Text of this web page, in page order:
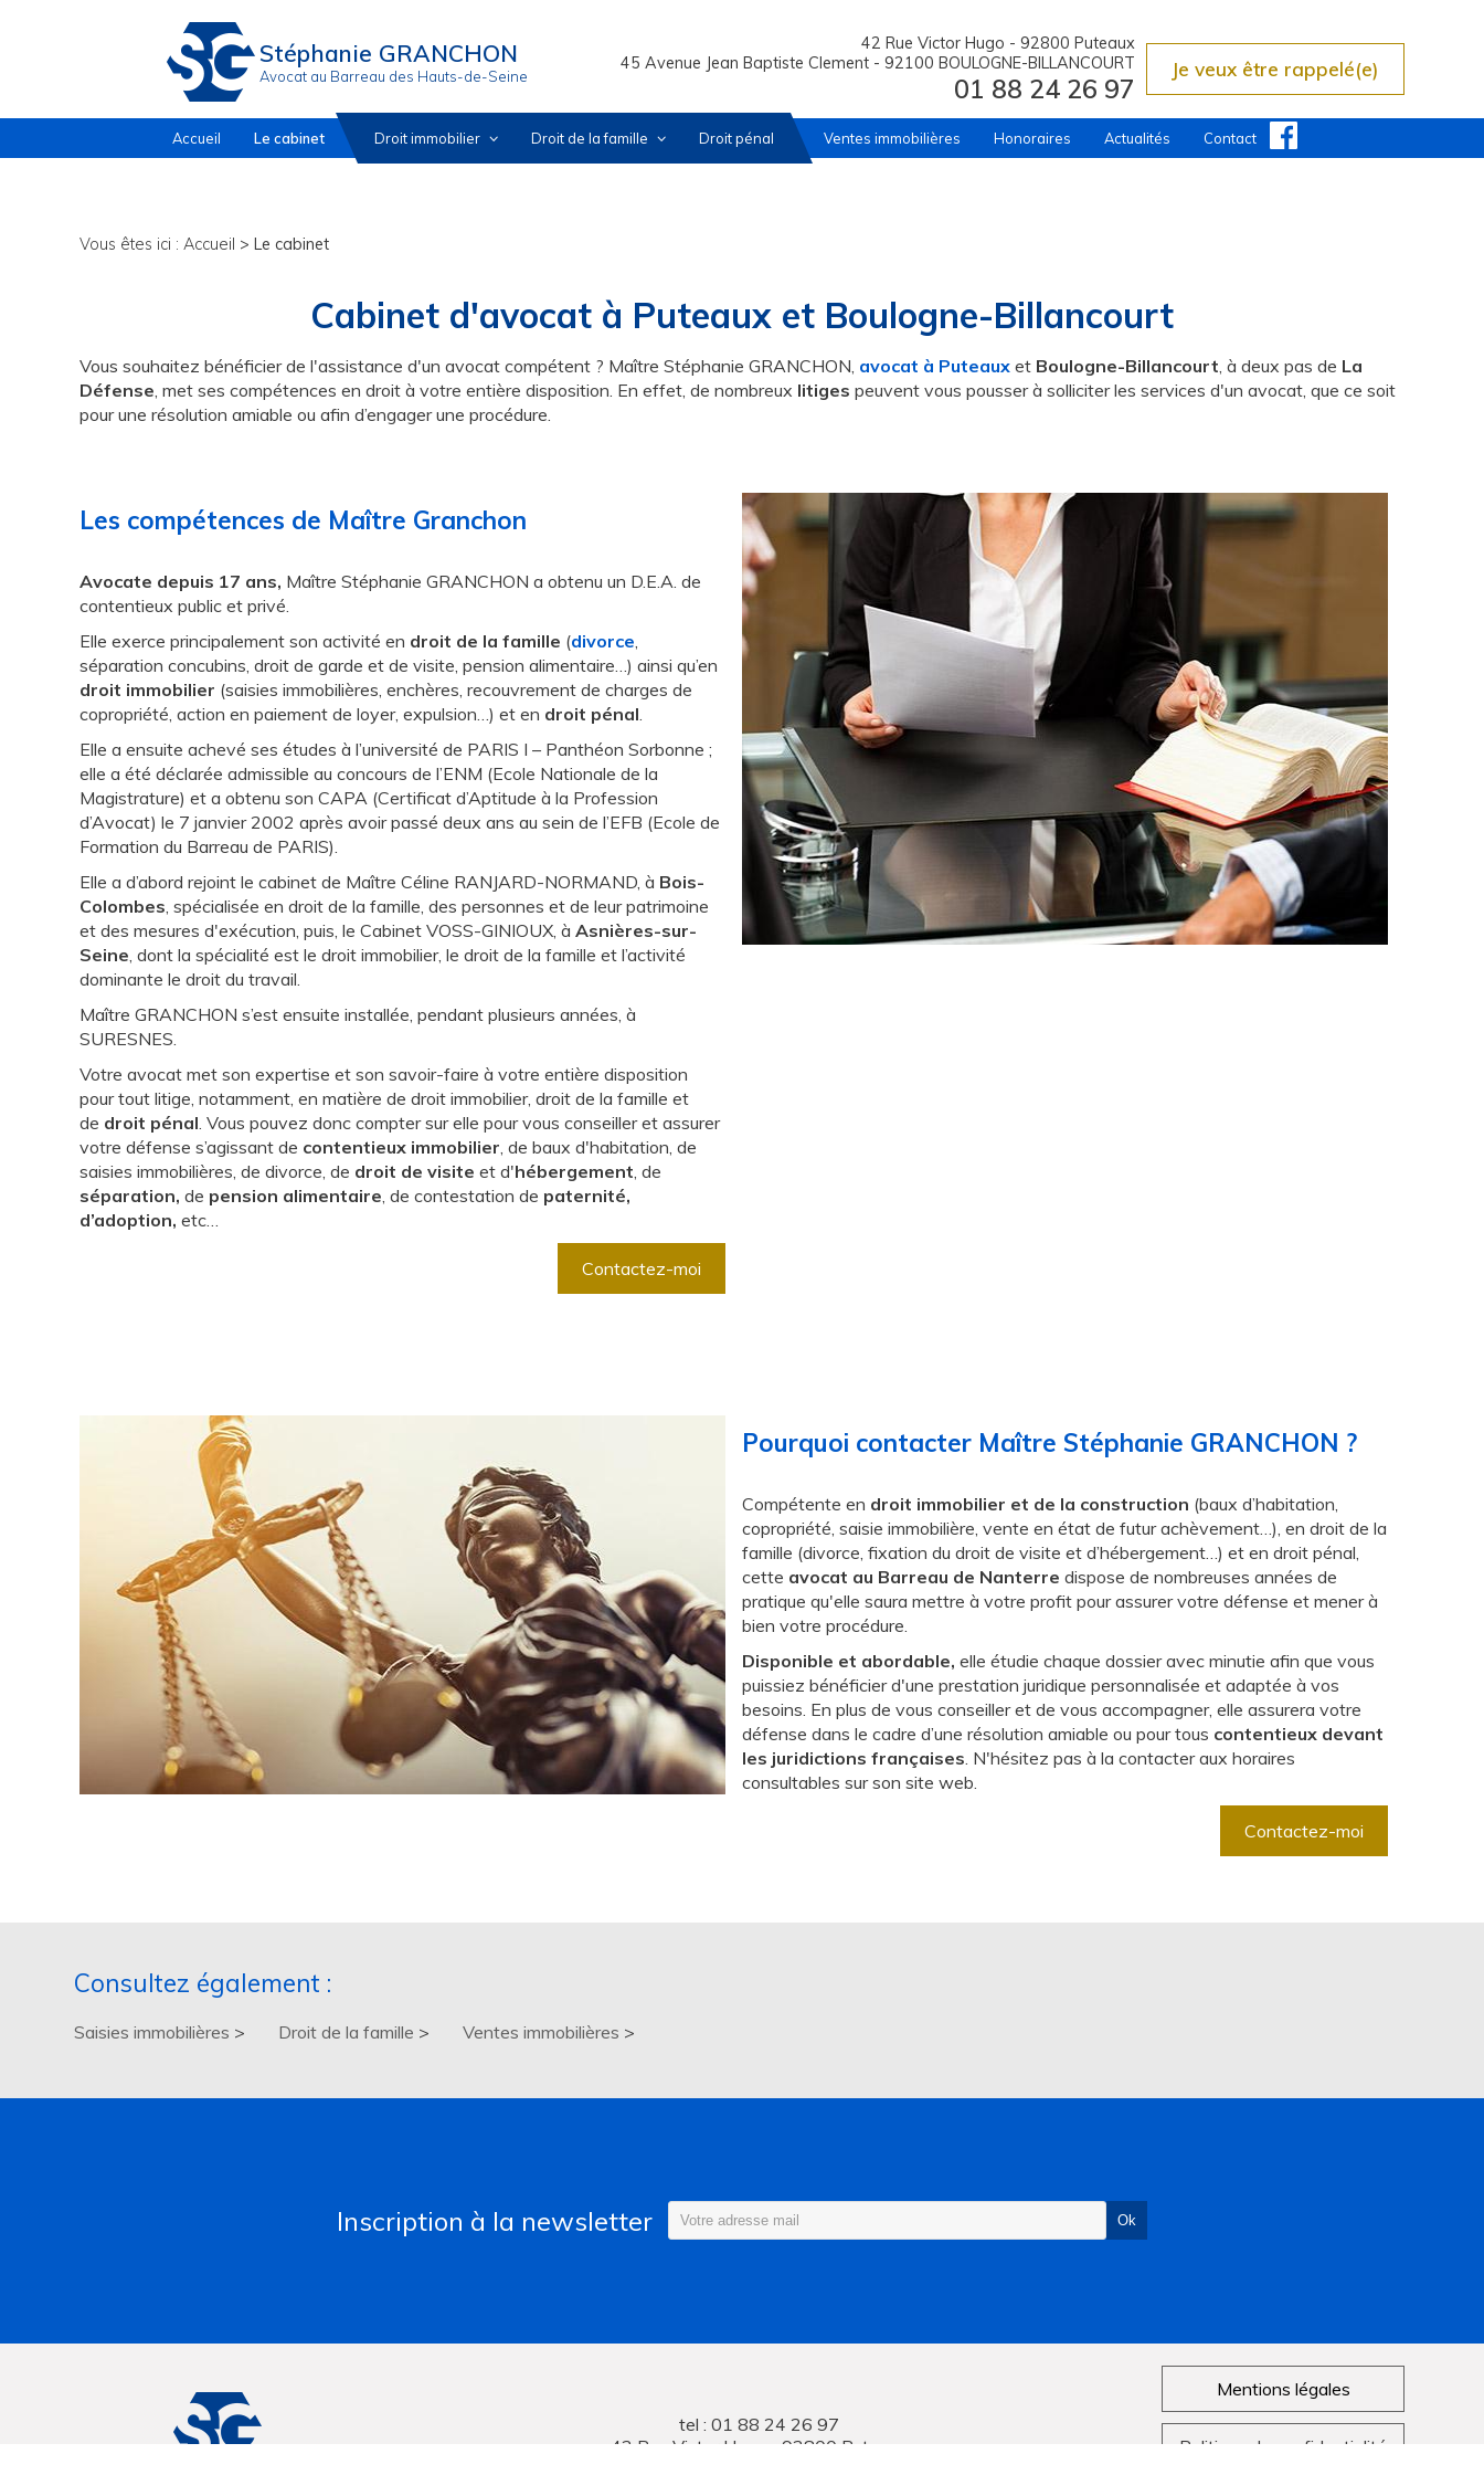
Stéphanie GRANCHON
Avocat au Barreau des Hauts-de-Seine
42 Rue Victor Hugo - 92800 Puteaux
45 Avenue Jean Baptiste Clement - 92100 BOULOGNE-BILLANCOURT
01 88 24 26 97
Je veux être rappelé(e)
Accueil Le cabinet Droit immobilier Droit de la famille Droit pénal Ventes immobilières Honoraires Actualités Contact
Vous êtes ici : Accueil > Le cabinet
Cabinet d'avocat à Puteaux et Boulogne-Billancourt
Vous souhaitez bénéficier de l'assistance d'un avocat compétent ? Maître Stéphanie GRANCHON, avocat à Puteaux et Boulogne-Billancourt , à deux pas de La
Défense , met ses compétences en droit à votre entière disposition. En effet, de nombreux litiges peuvent vous pousser à solliciter les services d'un avocat, que ce soit
pour une résolution amiable ou afin d’engager une procédure.
Les compétences de Maître Granchon
Avocate depuis 17 ans, Maître Stéphanie GRANCHON a obtenu un D.E.A. de
contentieux public et privé.
Elle exerce principalement son activité en droit de la famille (divorce
séparation concubins, droit de garde et de visite, pension alimentaire…) ainsi qu’en
droit immobilier (saisies immobilières, enchères, recouvrement de charges de
copropriété, action en paiement de loyer, expulsion…) et en droit pénal
Elle a ensuite achevé ses études à l’université de PARIS I – Panthéon Sorbonne ;
elle a été déclarée admissible au concours de l’ENM (Ecole Nationale de la
Magistrature) et a obtenu son CAPA (Certificat d’Aptitude à la Profession
d’Avocat) le 7 janvier 2002 après avoir passé deux ans au sein de l’EFB (Ecole de
Formation du Barreau de PARIS).
Elle a d’abord rejoint le cabinet de Maître Céline RANJARD-NORMAND, à Bois-
Colombes , spécialisée en droit de la famille, des personnes et de leur patrimoine
et des mesures d'exécution, puis, le Cabinet VOSS-GINIOUX, à Asnières-sur-
Seine , dont la spécialité est le droit immobilier, le droit de la famille et l’activité
dominante le droit du travail.
Maître GRANCHON s’est ensuite installée, pendant plusieurs années, à
SURESNES.
Votre avocat met son expertise et son savoir-faire à votre entière disposition
pour tout litige, notamment, en matière de droit immobilier, droit de la famille et
de droit pénal . Vous pouvez donc compter sur elle pour vous conseiller et assurer
votre défense s’agissant de contentieux immobilier , de baux d'habitation, de
saisies immobilières, de divorce, de droit de visite et d'hébergement , de
séparation, de pension alimentaire , de contestation de paternité,
d’adoption, etc…
Contactez-moi
Pourquoi contacter Maître Stéphanie GRANCHON ?
Compétente en droit immobilier et de la construction (baux d’habitation,
copropriété, saisie immobilière, vente en état de futur achèvement…), en droit de la
famille (divorce, fixation du droit de visite et d’hébergement…) et en droit pénal,
cette avocat au Barreau de Nanterre dispose de nombreuses années de
pratique qu'elle saura mettre à votre profit pour assurer votre défense et mener à
bien votre procédure.
Disponible et abordable, elle étudie chaque dossier avec minutie afin que vous
puissiez bénéficier d'une prestation juridique personnalisée et adaptée à vos
besoins. En plus de vous conseiller et de vous accompagner, elle assurera votre
défense dans le cadre d’une résolution amiable ou pour tous contentieux devant
les juridictions françaises . N'hésitez pas à la contacter aux horaires
consultables sur son site web.
Contactez-moi
Consultez également :
Saisies immobilières Droit de la famille Ventes immobilières
Inscription à la newsletter
tel : 01 88 24 26 97
42 Rue Victor Hugo - 92800 Puteaux
Mentions légales
Politique de confidentialité